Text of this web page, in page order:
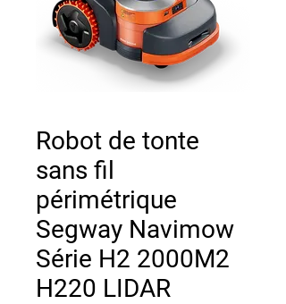
Robot de tonte
sans fil
périmétrique
Segway Navimow
Série H2 2000M2
H220 LIDAR